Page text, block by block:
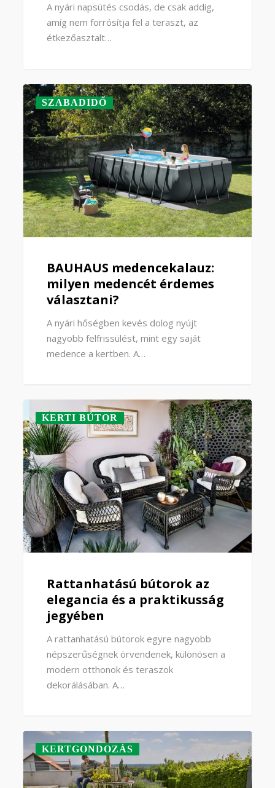
A nyári napsütés csodás, de csak addig,
amíg nem forrósítja fel a teraszt, az
étkezőasztalt…
SZABADIDŐ
BAUHAUS medencekalauz:
milyen medencét érdemes
választani?
A nyári hőségben kevés dolog nyújt
nagyobb felfrissülést, mint egy saját
medence a kertben. A…
KERTI BÚTOR
Rattanhatású bútorok az
elegancia és a praktikusság
jegyében
A rattanhatású bútorok egyre nagyobb
népszerűségnek örvendenek, különösen a
modern otthonok és teraszok
dekorálásában. A…
KERTGONDOZÁS